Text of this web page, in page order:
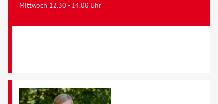
Mittwoch 12.30 - 14.00 Uhr